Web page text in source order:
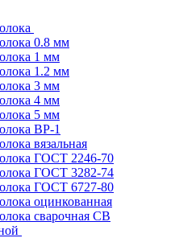
0.8 мм
1 мм
1.2 мм
3 мм
4 мм
5 мм
ВР-1
вязальная
ГОСТ 2246-70
ГОСТ 3282-74
ГОСТ 6727-80
оцинкованная
сварочная СВ